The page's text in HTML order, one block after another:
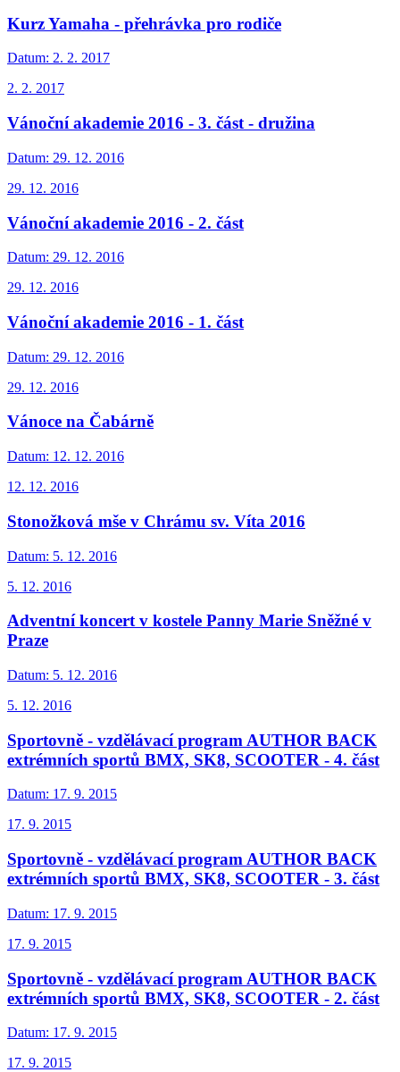
Kurz Yamaha - přehrávka pro rodiče
Datum: 2. 2. 2017
2. 2. 2017
Vánoční akademie 2016 - 3. část - družina
Datum: 29. 12. 2016
29. 12. 2016
Vánoční akademie 2016 - 2. část
Datum: 29. 12. 2016
29. 12. 2016
Vánoční akademie 2016 - 1. část
Datum: 29. 12. 2016
29. 12. 2016
Vánoce na Čabárně
Datum: 12. 12. 2016
12. 12. 2016
Stonožková mše v Chrámu sv. Víta 2016
Datum: 5. 12. 2016
5. 12. 2016
Adventní koncert v kostele Panny Marie Sněžné v
Praze
Datum: 5. 12. 2016
5. 12. 2016
Sportovně - vzdělávací program AUTHOR BACK
extrémních sportů BMX, SK8, SCOOTER - 4. část
Datum: 17. 9. 2015
17. 9. 2015
Sportovně - vzdělávací program AUTHOR BACK
extrémních sportů BMX, SK8, SCOOTER - 3. část
Datum: 17. 9. 2015
17. 9. 2015
Sportovně - vzdělávací program AUTHOR BACK
extrémních sportů BMX, SK8, SCOOTER - 2. část
Datum: 17. 9. 2015
17. 9. 2015